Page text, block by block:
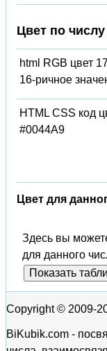
Цвет по
html RGB цвет
16-ричное
HTML CSS код
#0044A9
Цвет для
Здесь вы
для данного
Показать
Copyright © 2009-
BiKubik.com -